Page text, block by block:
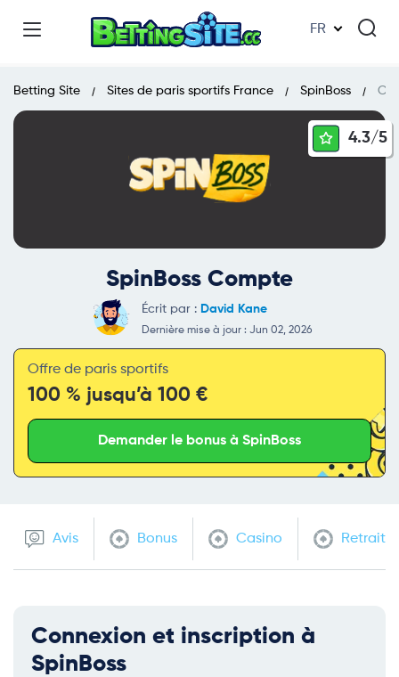
FR
Betting Site Sites de paris sportifs France SpinBoss
SpinBoss Compte
4.3/5
Écrit par : David Kane
Dernière mise à jour : Jun 02, 2026
Offre de paris sportifs
100 % jusqu’à 100 €
Demander le bonus à SpinBoss
Avis Bonus Casino Retrait
Connexion et inscription à
SpinBoss